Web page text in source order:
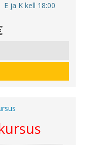
E ja K kell 18:00